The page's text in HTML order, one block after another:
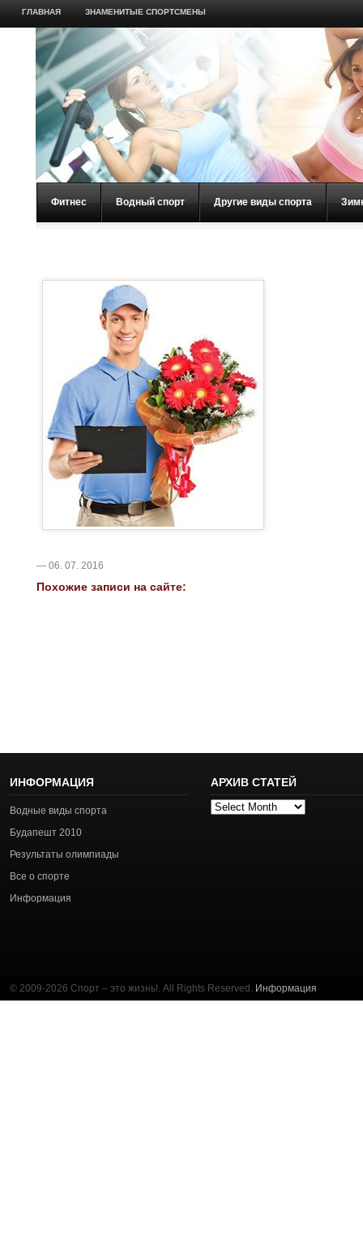
ГЛАВНАЯ ЗНАМЕНИТЫЕ СПОРТСМЕНЫ
Фитнес Водный спорт Другие виды спорта
— 06. 07. 2016
Похожие записи на сайте:
ИНФОРМАЦИЯ
Водные виды спорта
Будапешт 2010
Результаты олимпиады
Все о спорте
Информация
АРХИВ СТАТЕЙ
Архив
© 2009-2026 Спорт – это жизнь!. All Rights Reserved. Информация